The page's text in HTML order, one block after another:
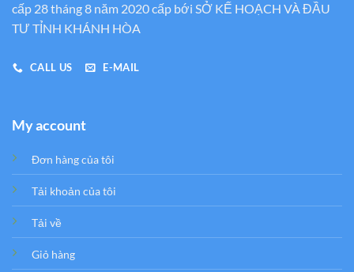
cấp 28 tháng 8 năm 2020 cấp bới SỞ KẾ HOẠCH VÀ ĐẦU
TƯ TỈNH KHÁNH HÒA
CALL US E-MAIL
My account
Đơn hàng của tôi
Tải khoản của tôi
Tải về
Giỏ hàng